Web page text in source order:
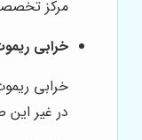
مرکز
خرابی
خرابی
در غیر این